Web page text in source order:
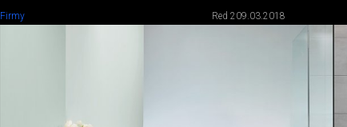
Firmy Red 209.03.2018